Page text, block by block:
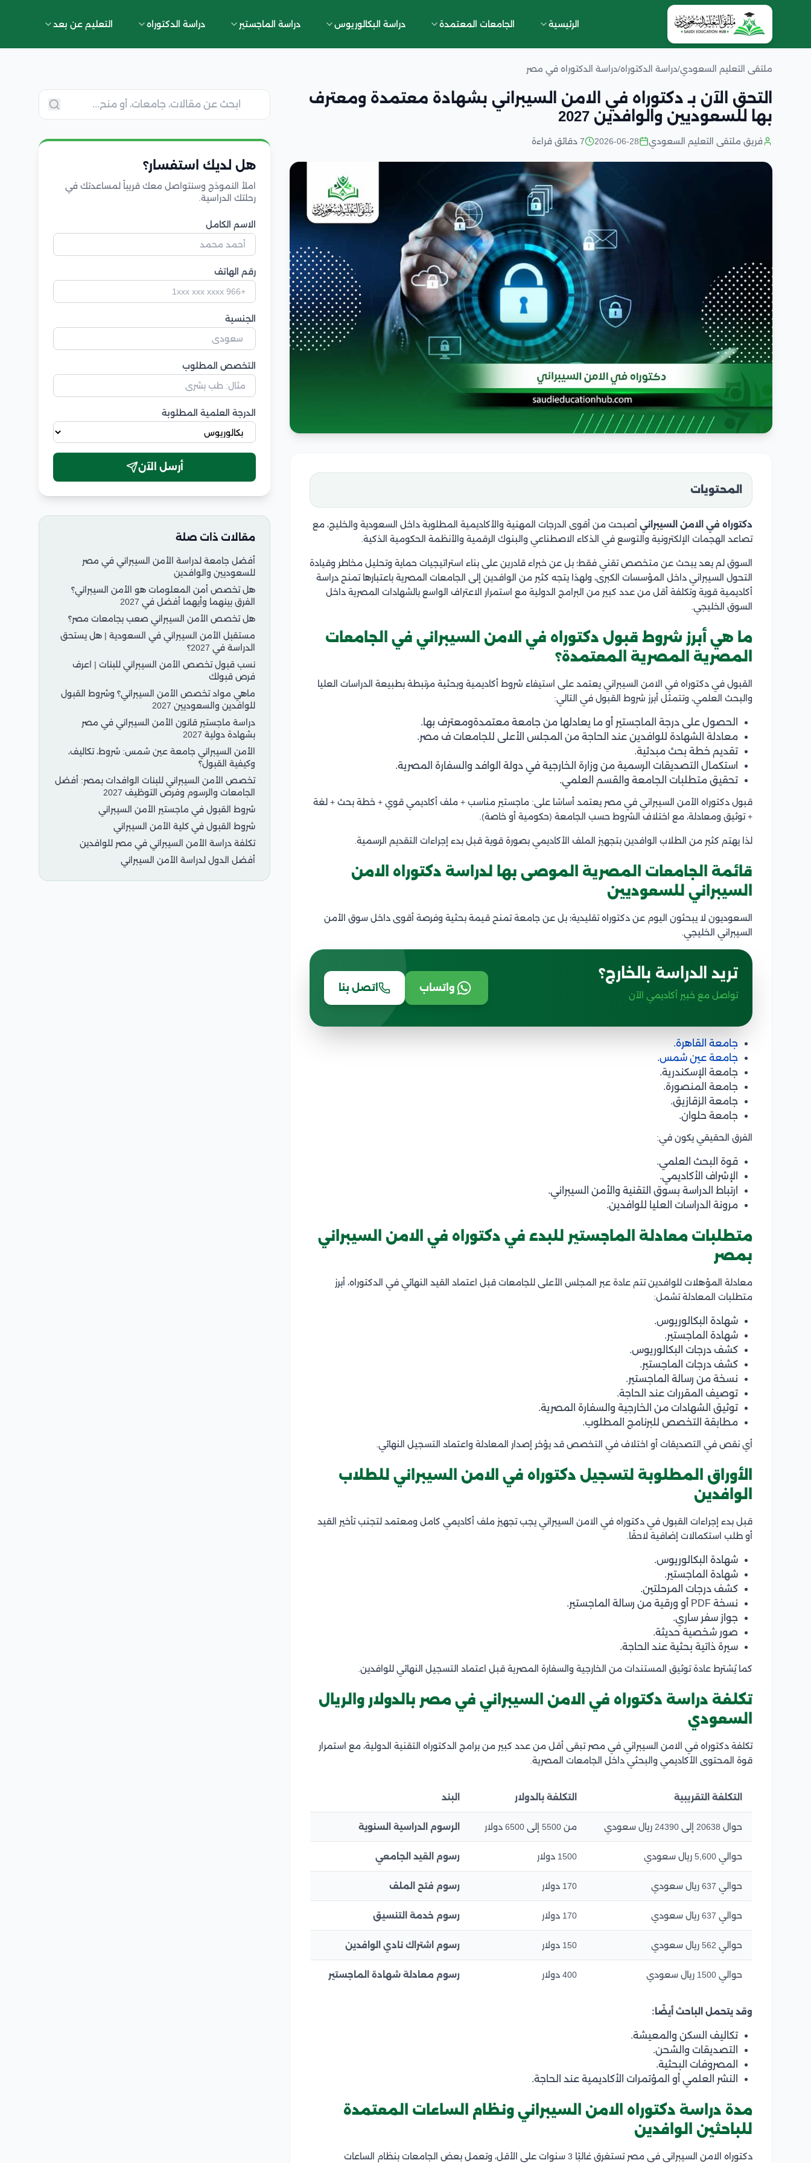
الرئيسية الجامعات المعتمدة دراسة البكالوريوس دراسة الماجستير دراسة الدكتوراه التعليم عن بعد
ملتقى التعليم السعودي/دراسة الدكتوراه/دراسة الدكتوراه في مصر
التحق الآن بـ دكتوراه في الامن السيبراني بشهادة معتمدة ومعترف
بها للسعوديين والوافدين 2027
فريق ملتقى التعليم السعودي 2026-06-28 7 دقائق قراءة
المحتويات
دكتوراه في الامن السيبراني أصبحت من أقوى الدرجات المهنية والأكاديمية المطلوبة داخل السعودية والخليج، مع
تصاعد الهجمات الإلكترونية والتوسع في الذكاء الاصطناعي والبنوك الرقمية والأنظمة الحكومية الذكية.
السوق لم يعد يبحث عن متخصص تقني فقط؛ بل عن خبراء قادرين على بناء استراتيجيات حماية وتحليل مخاطر وقيادة
التحول السيبراني داخل المؤسسات الكبرى، ولهذا يتجه كثير من الوافدين إلى الجامعات المصرية باعتبارها تمنح دراسة
أكاديمية قوية وتكلفة أقل من عدد كبير من البرامج الدولية مع استمرار الاعتراف الواسع بالشهادات المصرية داخل
السوق الخليجي.
ما هي أبرز شروط قبول دكتوراه في الامن السيبراني في الجامعات
المصرية المصرية المعتمدة؟
القبول في دكتوراه في الامن السيبراني يعتمد على استيفاء شروط أكاديمية وبحثية مرتبطة بطبيعة الدراسات العليا
والبحث العلمي، وتتمثل أبرز شروط القبول في التالي:
الحصول على درجة الماجستير أو ما يعادلها من جامعة معتمدةومعترف بها.
معادلة الشهادة للوافدين عند الحاجة من المجلس الأعلى للجامعات ف مصر.
تقديم خطة بحث مبدئية.
استكمال التصديقات الرسمية من وزارة الخارجية في دولة الوافد والسفارة المصرية.
تحقيق متطلبات الجامعة والقسم العلمي.
قبول دكتوراه الأمن السيبراني في مصر يعتمد أساسًا على: ماجستير مناسب + ملف أكاديمي قوي + خطة بحث + لغة
+ توثيق ومعادلة، مع اختلاف الشروط حسب الجامعة (حكومية أو خاصة).
لذا يهتم كثير من الطلاب الوافدين بتجهيز الملف الأكاديمي بصورة قوية قبل بدء إجراءات التقديم الرسمية.
قائمة الجامعات المصرية الموصى بها لدراسة دكتوراه الامن
السيبراني للسعوديين
السعوديون لا يبحثون اليوم عن دكتوراه تقليدية؛ بل عن جامعة تمنح قيمة بحثية وفرصة أقوى داخل سوق الأمن
السيبراني الخليجي.
تريد الدراسة بالخارج؟
تواصل مع خبير أكاديمي الآن
واتساب اتصل بنا
جامعة القاهرة.
جامعة عين شمس.
جامعة الإسكندرية.
جامعة المنصورة.
جامعة الزقازيق.
جامعة حلوان.
الفرق الحقيقي يكون في:
قوة البحث العلمي.
الإشراف الأكاديمي.
ارتباط الدراسة بسوق التقنية والأمن السيبراني.
مرونة الدراسات العليا للوافدين.
متطلبات معادلة الماجستير للبدء في دكتوراه في الامن السيبراني
بمصر
معادلة المؤهلات للوافدين تتم عادة عبر المجلس الأعلى للجامعات قبل اعتماد القيد النهائي في الدكتوراه، أبرز
متطلبات المعادلة تشمل:
شهادة البكالوريوس.
شهادة الماجستير.
كشف درجات البكالوريوس.
كشف درجات الماجستير.
نسخة من رسالة الماجستير.
توصيف المقررات عند الحاجة.
توثيق الشهادات من الخارجية والسفارة المصرية.
مطابقة التخصص للبرنامج المطلوب.
أي نقص في التصديقات أو اختلاف في التخصص قد يؤخر إصدار المعادلة واعتماد التسجيل النهائي.
الأوراق المطلوبة لتسجيل دكتوراه في الامن السيبراني للطلاب
الوافدين
قبل بدء إجراءات القبول في دكتوراه في الامن السيبراني يجب تجهيز ملف أكاديمي كامل ومعتمد لتجنب تأخير القيد
أو طلب استكمالات إضافية لاحقًا.
شهادة البكالوريوس.
شهادة الماجستير.
كشف درجات المرحلتين.
نسخة PDF أو ورقية من رسالة الماجستير.
جواز سفر ساري.
صور شخصية حديثة.
سيرة ذاتية بحثية عند الحاجة.
كما يُشترط عادة توثيق المستندات من الخارجية والسفارة المصرية قبل اعتماد التسجيل النهائي للوافدين.
تكلفة دراسة دكتوراه في الامن السيبراني في مصر بالدولار والريال
السعودي
تكلفة دكتوراه في الامن السيبراني في مصر تبقى أقل من عدد كبير من برامج الدكتوراه التقنية الدولية، مع استمرار
قوة المحتوى الأكاديمي والبحثي داخل الجامعات المصرية.
التكلفة التقريبية التكلفة بالدولار البند
حوال 20638 إلى 24390 ريال سعودي من 5500 إلى 6500 دولار الرسوم الدراسية السنوية
حوالي 5,600 ريال سعودي 1500 دولار رسوم القيد الجامعي
حوالي 637 ريال سعودي 170 دولار رسوم فتح الملف
حوالي 637 ريال سعودي 170 دولار رسوم خدمة التنسيق
حوالي 562 ريال سعودي 150 دولار رسوم اشتراك نادي الوافدين
حوالي 1500 ريال سعودي 400 دولار رسوم معادلة شهادة الماجستير
وقد يتحمل الباحث أيضًا:
تكاليف السكن والمعيشة.
التصديقات والشحن.
المصروفات البحثية.
النشر العلمي أو المؤتمرات الأكاديمية عند الحاجة.
مدة دراسة دكتوراه الامن السيبراني ونظام الساعات المعتمدة
للباحثين الوافدين
دكتوراه الامن السيبراني في مصر تستغرق غالبًا 3 سنوات على الأقل، وتعمل بعض الجامعات بنظام الساعات
هل لديك استفسار؟
املأ النموذج وسنتواصل معك قريباً لمساعدتك في
رحلتك الدراسية.
الاسم الكامل
رقم الهاتف
الجنسية
التخصص المطلوب
الدرجة العلمية المطلوبة
أرسل الآن
مقالات ذات صلة
أفضل جامعة لدراسة الأمن السيبراني في مصر
للسعوديين والوافدين
هل تخصص أمن المعلومات هو الأمن السيبراني؟
الفرق بينهما وأيهما أفضل في 2027
هل تخصص الأمن السيبراني صعب بجامعات مصر؟
مستقبل الأمن السيبراني في السعودية | هل يستحق
الدراسة في 2027؟
نسب قبول تخصص الأمن السيبراني للبنات | اعرف
فرص قبولك
ماهي مواد تخصص الأمن السيبراني؟ وشروط القبول
للوافدين والسعوديين 2027
دراسة ماجستير قانون الأمن السيبراني في مصر
بشهادة دولية 2027
الأمن السيبراني جامعة عين شمس: شروط، تكاليف،
وكيفية القبول؟
تخصص الأمن السيبراني للبنات الوافدات بمصر: أفضل
الجامعات والرسوم وفرص التوظيف 2027
شروط القبول في ماجستير الأمن السيبراني
شروط القبول في كلية الأمن السيبراني
تكلفة دراسة الأمن السيبراني في مصر للوافدين
أفضل الدول لدراسة الأمن السيبراني